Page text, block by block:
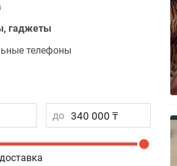
гаджеты
телефоны
до